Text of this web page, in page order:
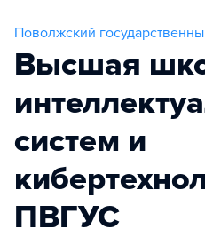
Поволжский
Высшая
систем и
ПВГУС